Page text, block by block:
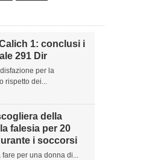
1: conclusi i
291 Dir
per la
rispetto dei...
della
falesia per 20
i soccorsi
fare per una donna di...